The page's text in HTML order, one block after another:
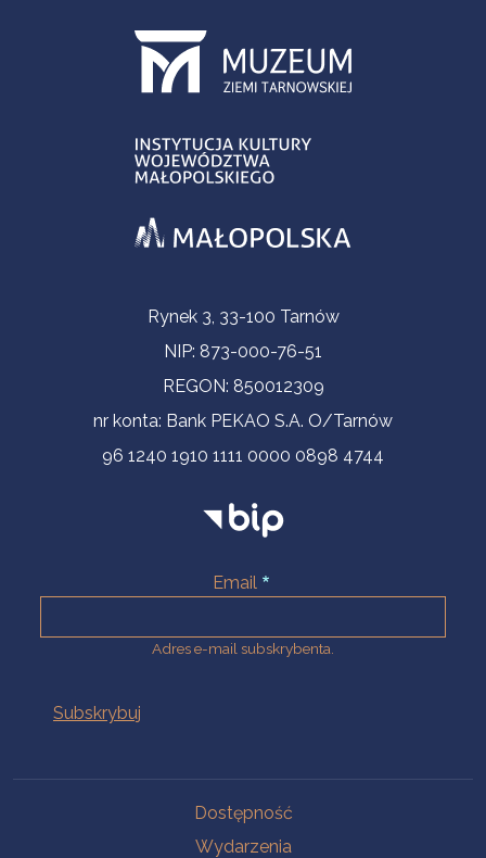
Informacje kontaktoweRynek 3, 33-100 Tarnów
NIP: 873-000-76-51
REGON: 850012309
nr konta: Bank PEKAO S.A. O/Tarnów
96 1240 1910 1111 0000 0898 4744
Email
Adres e-mail subskrybenta.
Dostępność
Wydarzenia